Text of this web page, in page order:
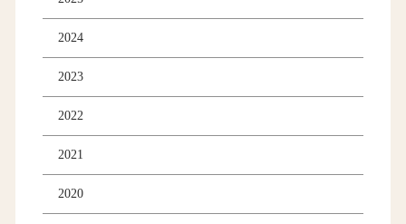
2024
2023
2022
2021
2020